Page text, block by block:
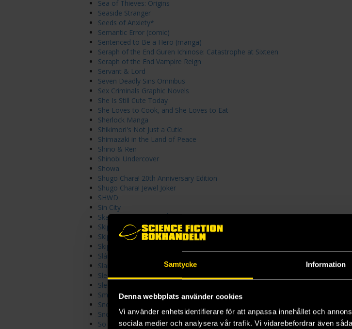
Samtycke Information
Denna webbplats använder cookies
Vi använder enhetsidentifierare för att anpassa innehållet och
sociala medier och analysera vår trafik. Vi vidarebefordrar även
Sea of Thieves: Origins
Seaside Stranger
Seeds of Anxiety*
Semantic Error (comic)
Sentenced to Be a Hero (manga)
Seraph of the End Guren Ichinose: Catastrophe at Sixteen
Seraph of the End Vampire Reign
Servant & Lord
Seven Deadly Sins Omnibus
Sex Criminals Graphic Novels
She Is Still Cute Today
She Loves to Cook, and She Loves to Eat
Sherlock Manga
Shikimori's Not Just a Cutie
Shimazaki in the Land of Peace
Shino & Ren
Shinobi Undercover
Showa
Shugo Chara! 20th Anniversary Edition
Shugo Chara! Jewel Joker
SHWD
Sin City
Skandinaviska Tjejen Åsa Upptäcker Japans Mysterier (Japansk utgåva)
Skip and Loafer
Skip Beat
Skip Beat 3-in-1
Sláine - The Definitive Edition
Slam Dunk
Sleeping on Paper Boats
Sleepy Princess in the Demon Castle
Smoking Behind the Supermarket with You
Snow Angel
Snow White with the Red Hair
So I'm a Spider So What